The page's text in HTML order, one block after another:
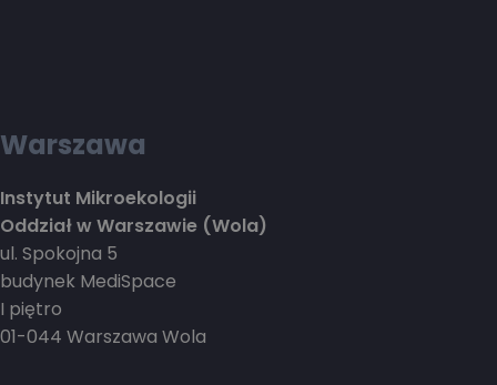
Warszawa
Instytut Mikroekologii
Oddział w Warszawie (Wola)
ul. Spokojna 5
budynek MediSpace
I piętro
01-044 Warszawa Wola